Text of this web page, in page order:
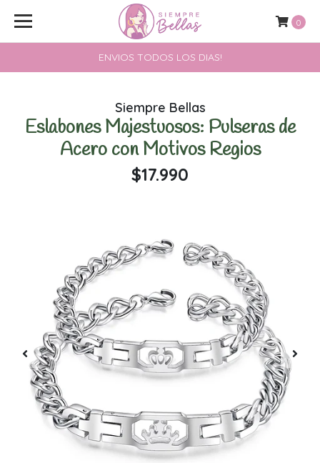
ENVIOS TODOS LOS DIAS!
0
Siempre Bellas
Eslabones Majestuosos: Pulseras de
Acero con Motivos Regios
$17.990